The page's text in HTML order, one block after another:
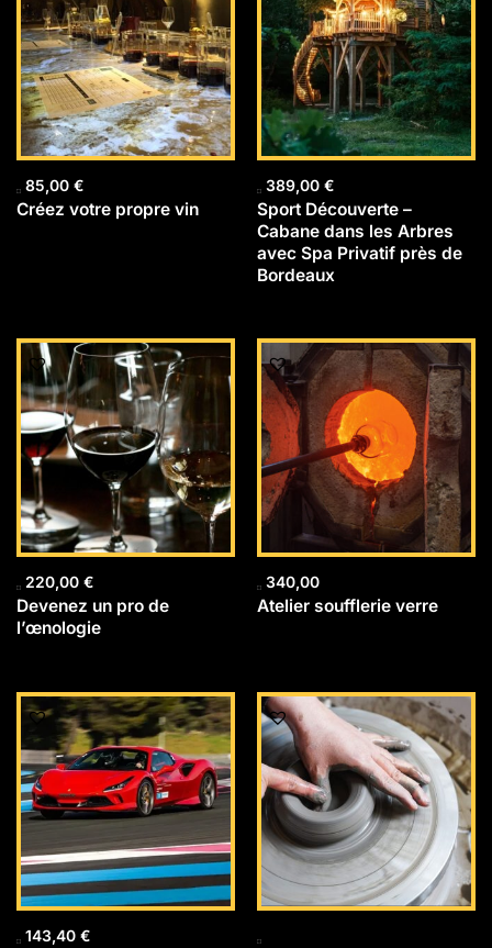
85,00 €
Créez votre propre vin
389,00 €
Sport Découverte –
Cabane dans les Arbres
avec Spa Privatif près de
Bordeaux
220,00 €
Devenez un pro de
l’œnologie
340,00
Atelier soufflerie verre
143,40 €